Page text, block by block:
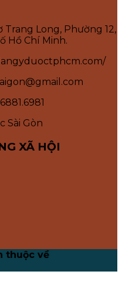
Trang Long, Phường 12,
Hồ Chí Minh.
Sài Gòn
XÃ HỘI
thuộc về